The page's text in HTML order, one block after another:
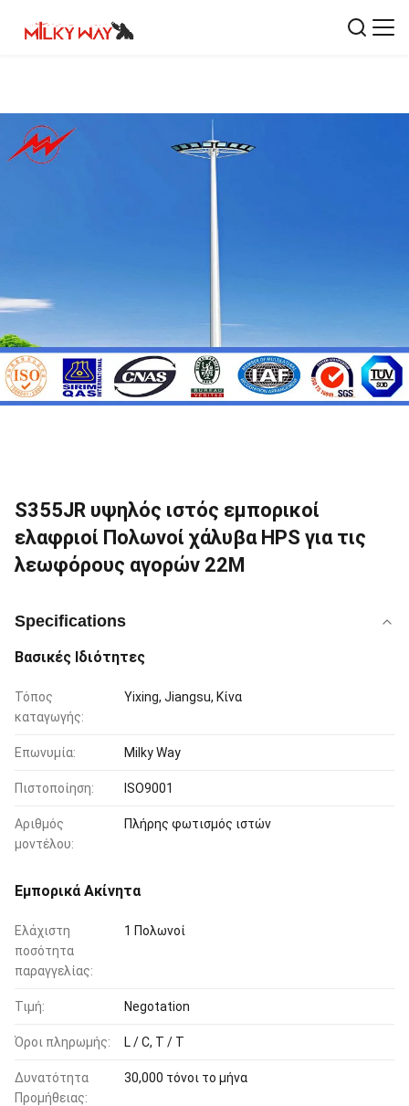
S355JR υψηλός ιστός εμπορικοί
ελαφριοί Πολωνοί χάλυβα HPS για τις
λεωφόρους αγορών 22M
Specifications
Βασικές Ιδιότητες
Τόπος
καταγωγής:
Yixing, Jiangsu, Κίνα
Επωνυμία: Milky Way
Πιστοποίηση: ISO9001
Αριθμός
μοντέλου:
Πλήρης φωτισμός ιστών
Εμπορικά Ακίνητα
Ελάχιστη
ποσότητα
παραγγελίας:
1 Πολωνοί
Τιμή: Negotation
Όροι πληρωμής: L / C, T / T
Δυνατότητα
Προμήθειας:
30,000 τόνοι το μήνα